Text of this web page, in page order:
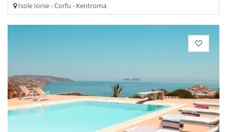
Isole Ionie - Corfu - Kentroma